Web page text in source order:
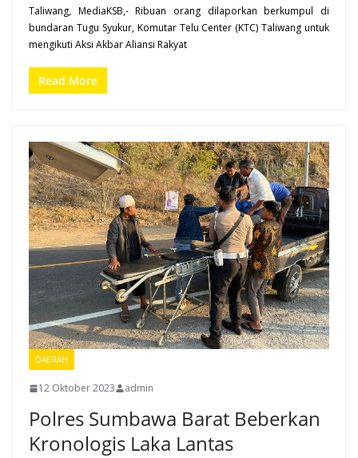
Taliwang, MediaKSB,- Ribuan orang dilaporkan berkumpul di
bundaran Tugu Syukur, Komutar Telu Center (KTC) Taliwang untuk
mengikuti Aksi Akbar Aliansi Rakyat
Read More
DAERAH
12 Oktober 2023 admin
Polres Sumbawa Barat Beberkan
Kronologis Laka Lantas